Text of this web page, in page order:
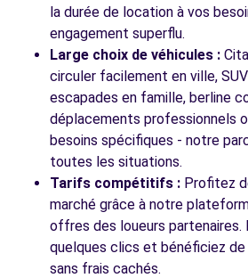
Voir l'agence
Voir toutes les
la durée de location à vos
engagement superflu.
Large choix de véhicules :
circuler facilement en ville,
escapades en famille, berline
déplacements professionnels
besoins spécifiques - notre
toutes les situations.
Tarifs compétitifs : Profitez
marché grâce à notre
offres des loueurs partenaires.
quelques clics et bénéficiez
sans frais cachés.